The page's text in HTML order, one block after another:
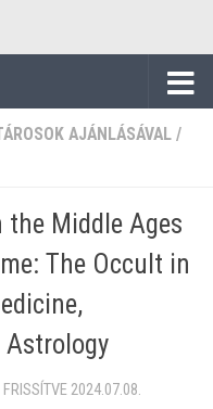
AJÁNLÁSÁVAL /
Middle Ages
The Occult in
Astrology
FRISSÍTVE 2024.07.08.